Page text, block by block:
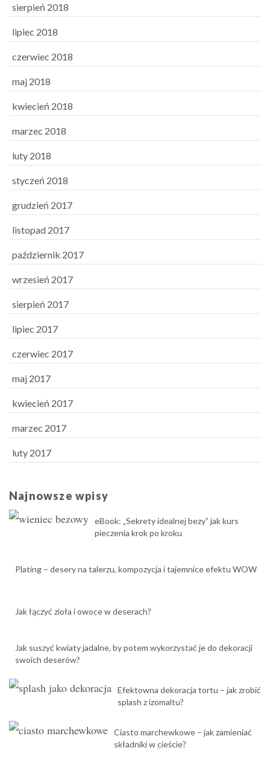
sierpień 2018
lipiec 2018
czerwiec 2018
maj 2018
kwiecień 2018
marzec 2018
luty 2018
styczeń 2018
grudzień 2017
listopad 2017
październik 2017
wrzesień 2017
sierpień 2017
lipiec 2017
czerwiec 2017
maj 2017
kwiecień 2017
marzec 2017
luty 2017
Najnowsze wpisy
eBook: „Sekrety idealnej bezy” jak kurs
pieczenia krok po kroku
Plating – desery na talerzu, kompozycja i tajemnice efektu WOW
Jak łączyć zioła i owoce w deserach?
Jak suszyć kwiaty jadalne, by potem wykorzystać je do dekoracji
swoich deserów?
Efektowna dekoracja tortu – jak zrobić
splash z izomaltu?
Ciasto marchewkowe – jak zamieniać
składniki w cieście?